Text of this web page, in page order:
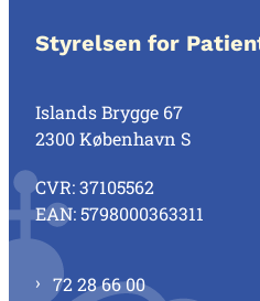
Styrelsen for
Islands Brygge 67
2300 København S
CVR: 37105562
EAN: 5798000363311
72 28 66 00